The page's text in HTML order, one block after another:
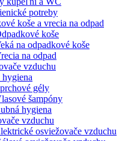
potreby
koše a vrecia na odpad
koše
na odpadkové koše
na odpad
vzduchu
hygiena
gély
šampóny
hygiena
vzduchu
osviežovače vzduchu